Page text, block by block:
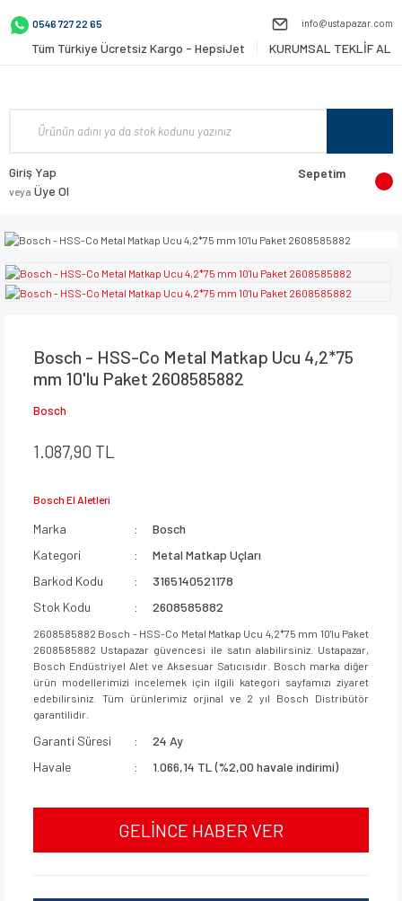
0546 727 22 65 info@ustapazar.com
Tüm Türkiye Ücretsiz Kargo - HepsiJet KURUMSAL TEKLİF AL
Giriş Yap
veya Üye Ol
Sepetim
Bosch - HSS-Co Metal Matkap Ucu 4,2*75
mm 10'lu Paket 2608585882
Bosch
1.087,90 TL
Bosch El Aletleri
Marka
Bosch
Kategori
Metal Matkap Uçları
Barkod Kodu
3165140521178
Stok Kodu
2608585882
2608585882 Bosch - HSS-Co Metal Matkap Ucu 4,2*75 mm 10'lu Paket
2608585882 Ustapazar güvencesi ile satın alabilirsiniz. Ustapazar,
Bosch Endüstriyel Alet ve Aksesuar Satıcısıdır. Bosch marka diğer
ürün modellerimizi incelemek için ilgili kategori sayfamızı ziyaret
edebilirsiniz. Tüm ürünlerimiz orjinal ve 2 yıl Bosch Distribütör
garantilidir.
Garanti Süresi
24 Ay
Havale
1.066,14 TL (%2,00 havale indirimi)
GELİNCE HABER VER